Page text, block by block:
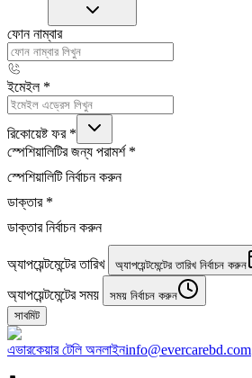
ফোন নাম্বার
ইমেইল *
রিকোয়েষ্ট ফর *
স্পেশিয়ালিটির জন্য পরামর্শ *
স্পেশিয়ালিটি নির্বাচন করুন
ডাক্তার *
ডাক্তার নির্বাচন করুন
অ্যাপয়েন্টমেন্টের তারিখ অ্যাপয়েন্টমেন্টের তারিখ নির্বাচন করুন
অ্যাপয়েন্টমেন্টের সময়
সময় নির্বাচন করুন
সাবমিট
এভারকেয়ার টেলি অনলাইনinfo@evercarebd.com